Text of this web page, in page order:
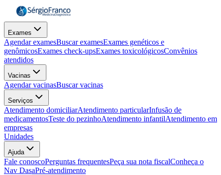
Exames
Agendar examesBuscar examesExames genéticos e
genômicosExames check-upsExames toxicológicosConvênios
atendidos
Vacinas
Agendar vacinasBuscar vacinas
Serviços
Atendimento domiciliarAtendimento particularInfusão de
medicamentosTeste do pezinhoAtendimento infantilAtendimento em
empresas
Unidades
Ajuda
Fale conoscoPerguntas frequentesPeça sua nota fiscalConheça o
Nav DasaPré-atendimento